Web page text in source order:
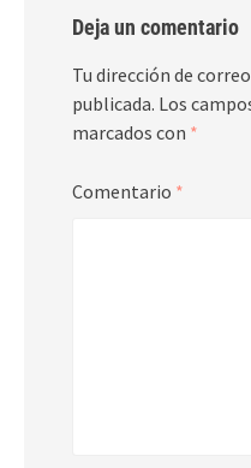
Deja un comentario
Tu dirección de
publicada. Los
marcados con *
Comentario *